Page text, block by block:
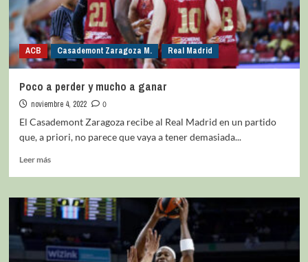
ACB Casademont Zaragoza M. Real Madrid
Poco a perder y mucho a ganar
noviembre 4, 2022
0
El Casademont Zaragoza recibe al Real Madrid en un partido
que, a priori, no parece que vaya a tener demasiada...
Leer más